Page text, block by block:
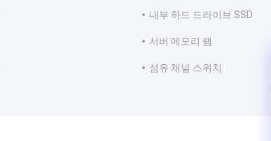
내부 하드 드라이브 SSD
서버 메모리 램
섬유 채널 스위치